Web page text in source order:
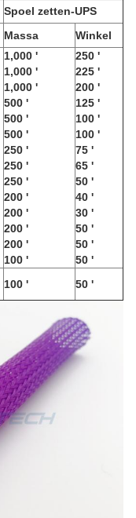
Spoel zetten-UPS
Massa
Winkel
1,000 '
1,000 '
1,000 '
500 '
500 '
500 '
250 '
250 '
250 '
200 '
200 '
200 '
200 '
100 '
250 '
225 '
200 '
125 '
100 '
100 '
75 '
65 '
50 '
40 '
30 '
50 '
50 '
50 '
100 ' 50 '